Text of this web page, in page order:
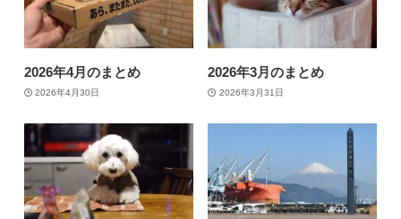
2026年4月のまとめ
2026年4月30日
2026年3月のまとめ
2026年3月31日